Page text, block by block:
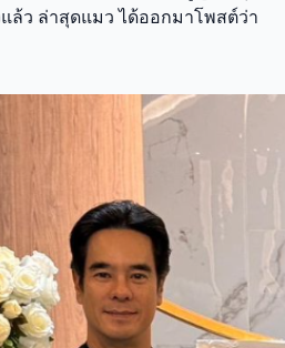
ล้ว ล่าสุดแมว ได้ออกมาโพสต์ว่า